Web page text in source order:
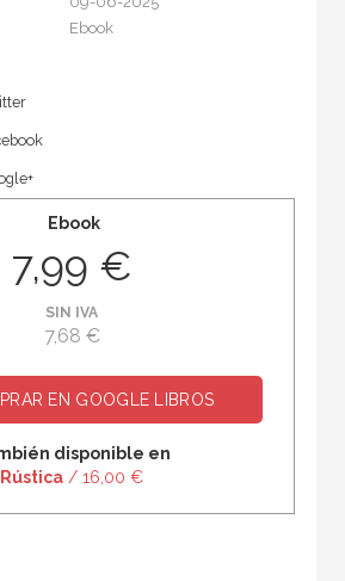
Ebook
Ebook
7,99 €
SIN IVA
7,68 €
EN GOOGLE LIBROS
disponible en
Rústica / 16,00 €